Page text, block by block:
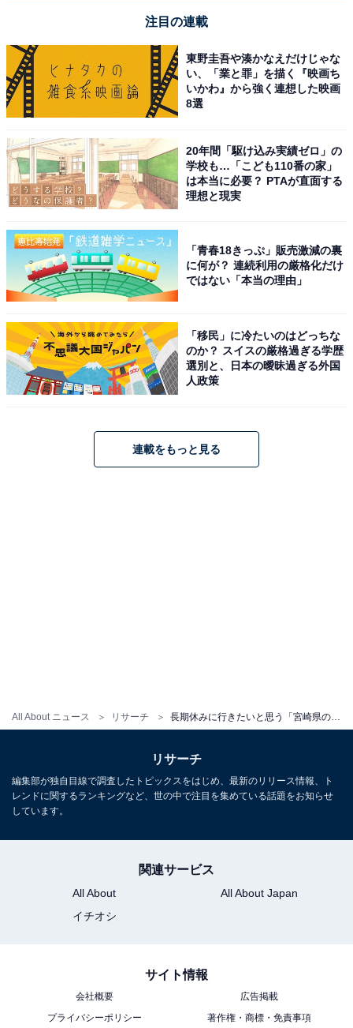
All About ニュース リサーチ
海道）、「日向灘の絶景を一望できる開放的なロケーシ
ョンにあり、長期休みを使ってリゾート気分を楽しみな
がら心身ともにリフレッシュできるからです。特に、太
平洋の水平線を眺めながら入る露天風呂は格別で、非日
常的な癒やしを提供してくれます」（50代男性／静岡
県）といった声が集まりました。
次ページ 3位までのランキング結果を見る
1 2
注目の連載
東野圭吾や湊かなえだけじゃな
い、「業と罪」を描く『映画ち
いかわ』から強く連想した映画
8選
20年間「駆け込み実績ゼロ」の
学校も…「こども110番の家」
は本当に必要？ PTAが直面する
理想と現実
「青春18きっぷ」販売激減の裏
に何が？ 連続利用の厳格化だけ
ではない「本当の理由」
「移民」に冷たいのはどっちな
のか？ スイスの厳格過ぎる学歴
選別と、日本の曖昧過ぎる外国
人政策
連載をもっと見る
リサーチ
編集部が独自目線で調査したトピックスをはじめ、最新のリリース情報、ト
レンドに関するランキングなど、世の中で注目を集めている話題をお知らせ
しています。
関連サービス
All About
All About Japan
イチオシ
サイト情報
会社概要
広告掲載
プライバシーポリシー
著作権・商標・免責事項